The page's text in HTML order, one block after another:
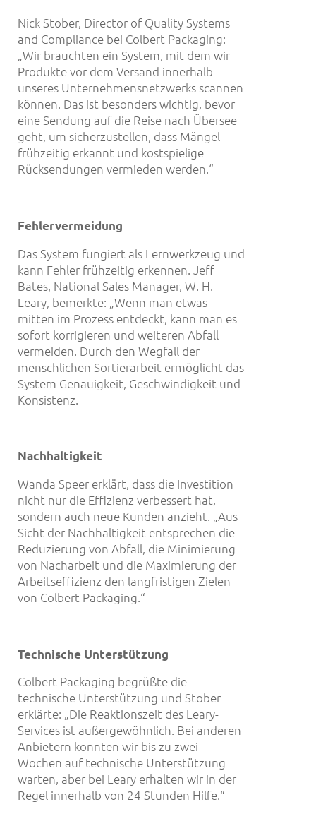
Nick Stober, Director of Quality Systems
and Compliance bei Colbert Packaging:
„Wir brauchten ein System, mit dem wir
Produkte vor dem Versand innerhalb
unseres Unternehmensnetzwerks scannen
können. Das ist besonders wichtig, bevor
eine Sendung auf die Reise nach Übersee
geht, um sicherzustellen, dass Mängel
frühzeitig erkannt und kostspielige
Rücksendungen vermieden werden.“
Fehlervermeidung
Das System fungiert als Lernwerkzeug und
kann Fehler frühzeitig erkennen. Jeff
Bates, National Sales Manager, W. H.
Leary, bemerkte: „Wenn man etwas
mitten im Prozess entdeckt, kann man es
sofort korrigieren und weiteren Abfall
vermeiden. Durch den Wegfall der
menschlichen Sortierarbeit ermöglicht das
System Genauigkeit, Geschwindigkeit und
Konsistenz.
Nachhaltigkeit
Wanda Speer erklärt, dass die Investition
nicht nur die Effizienz verbessert hat,
sondern auch neue Kunden anzieht. „Aus
Sicht der Nachhaltigkeit entsprechen die
Reduzierung von Abfall, die Minimierung
von Nacharbeit und die Maximierung der
Arbeitseffizienz den langfristigen Zielen
von Colbert Packaging.“
Technische Unterstützung
Colbert Packaging begrüßte die
technische Unterstützung und Stober
erklärte: „Die Reaktionszeit des Leary-
Services ist außergewöhnlich. Bei anderen
Anbietern konnten wir bis zu zwei
Wochen auf technische Unterstützung
warten, aber bei Leary erhalten wir in der
Regel innerhalb von 24 Stunden Hilfe.“